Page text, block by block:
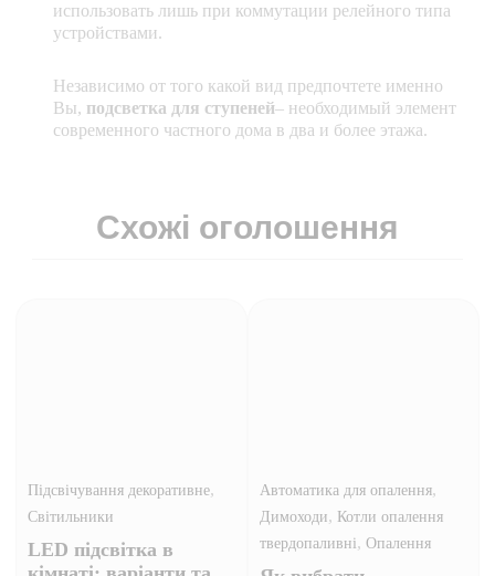
использовать лишь при коммутации релейного типа
устройствами.
Независимо от того какой вид предпочтете именно
Вы, подсветка для ступеней– необходимый элемент
современного частного дома в два и более этажа.
Схожі оголошення
Підсвічування декоративне,
Світильники
LED підсвітка в
Автоматика для опалення,
Димоходи, Котли опалення
твердопаливні, Опалення